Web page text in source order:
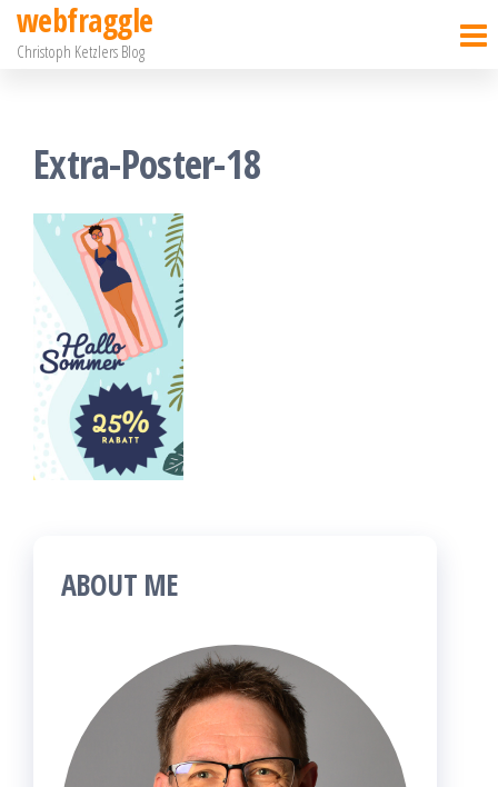
Zum
Inhalt
webfraggle
Christoph Ketzlers Blog
Extra-Poster-18
ABOUT ME